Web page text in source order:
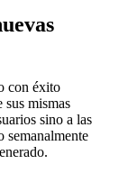
con éxito
sus mismas
sino a las
semanalmente